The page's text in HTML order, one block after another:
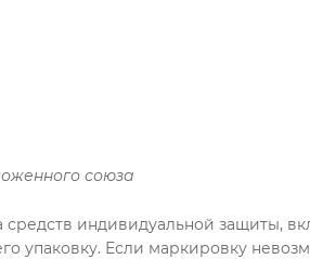
союза
индивидуальной защиты,
упаковку. Если маркировку